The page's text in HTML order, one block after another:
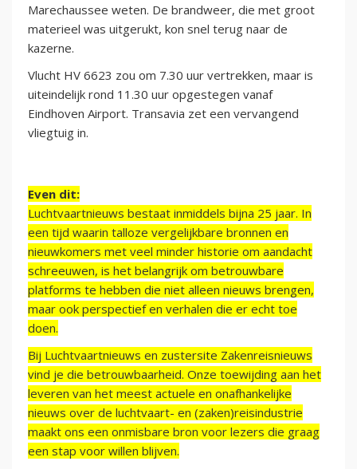
Marechaussee weten. De brandweer, die met groot
materieel was uitgerukt, kon snel terug naar de
kazerne.
Vlucht HV 6623 zou om 7.30 uur vertrekken, maar is
uiteindelijk rond 11.30 uur opgestegen vanaf
Eindhoven Airport. Transavia zet een vervangend
vliegtuig in.
Even dit:
Luchtvaartnieuws bestaat inmiddels bijna 25 jaar. In
een tijd waarin talloze vergelijkbare bronnen en
nieuwkomers met veel minder historie om aandacht
schreeuwen, is het belangrijk om betrouwbare
platforms te hebben die niet alleen nieuws brengen,
maar ook perspectief en verhalen die er echt toe
doen.
Bij Luchtvaartnieuws en zustersite Zakenreisnieuws
vind je die betrouwbaarheid. Onze toewijding aan het
leveren van het meest actuele en onafhankelijke
nieuws over de luchtvaart- en (zaken)reisindustrie
maakt ons een onmisbare bron voor lezers die graag
een stap voor willen blijven.